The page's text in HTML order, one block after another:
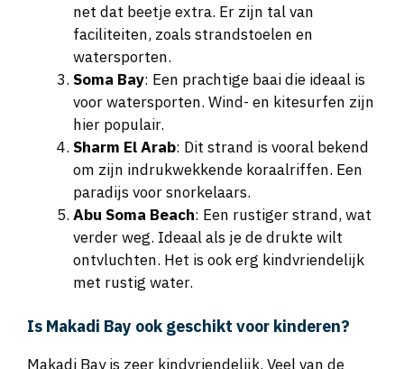
net dat beetje extra. Er zijn tal van
faciliteiten, zoals strandstoelen en
watersporten.
Soma Bay: Een prachtige baai die ideaal is
voor watersporten. Wind- en kitesurfen zijn
hier populair.
Sharm El Arab: Dit strand is vooral bekend
om zijn indrukwekkende koraalriffen. Een
paradijs voor snorkelaars.
Abu Soma Beach: Een rustiger strand, wat
verder weg. Ideaal als je de drukte wilt
ontvluchten. Het is ook erg kindvriendelijk
met rustig water.
Is Makadi Bay ook geschikt voor kinderen?
Makadi Bay is zeer kindvriendelijk. Veel van de